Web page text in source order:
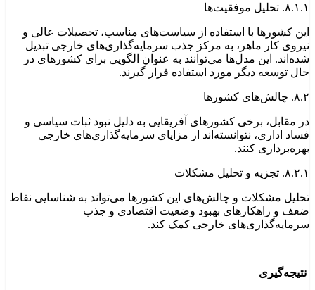
۸.۱.۱. تحلیل موفقیت‌ها
این کشورها با استفاده از سیاست‌های مناسب، تحصیلات عالی و
نیروی کار ماهر، به مرکز جذب سرمایه‌گذاری‌های خارجی تبدیل
شده‌اند. این مدل‌ها می‌توانند به عنوان الگویی برای کشورهای در
حال توسعه دیگر مورد استفاده قرار گیرند.
۸.۲. چالش‌های کشورها
در مقابل، برخی کشورهای آفریقایی به دلیل نبود ثبات سیاسی و
فساد اداری، نتوانسته‌اند از مزایای سرمایه‌گذاری‌های خارجی
بهره‌برداری کنند.
۸.۲.۱. تجزیه و تحلیل مشکلات
تحلیل مشکلات و چالش‌های این کشورها می‌تواند به شناسایی نقاط
ضعف و راهکارهای بهبود وضعیت اقتصادی و جذب
سرمایه‌گذاری‌های خارجی کمک کند.
نتیجه‌گیری